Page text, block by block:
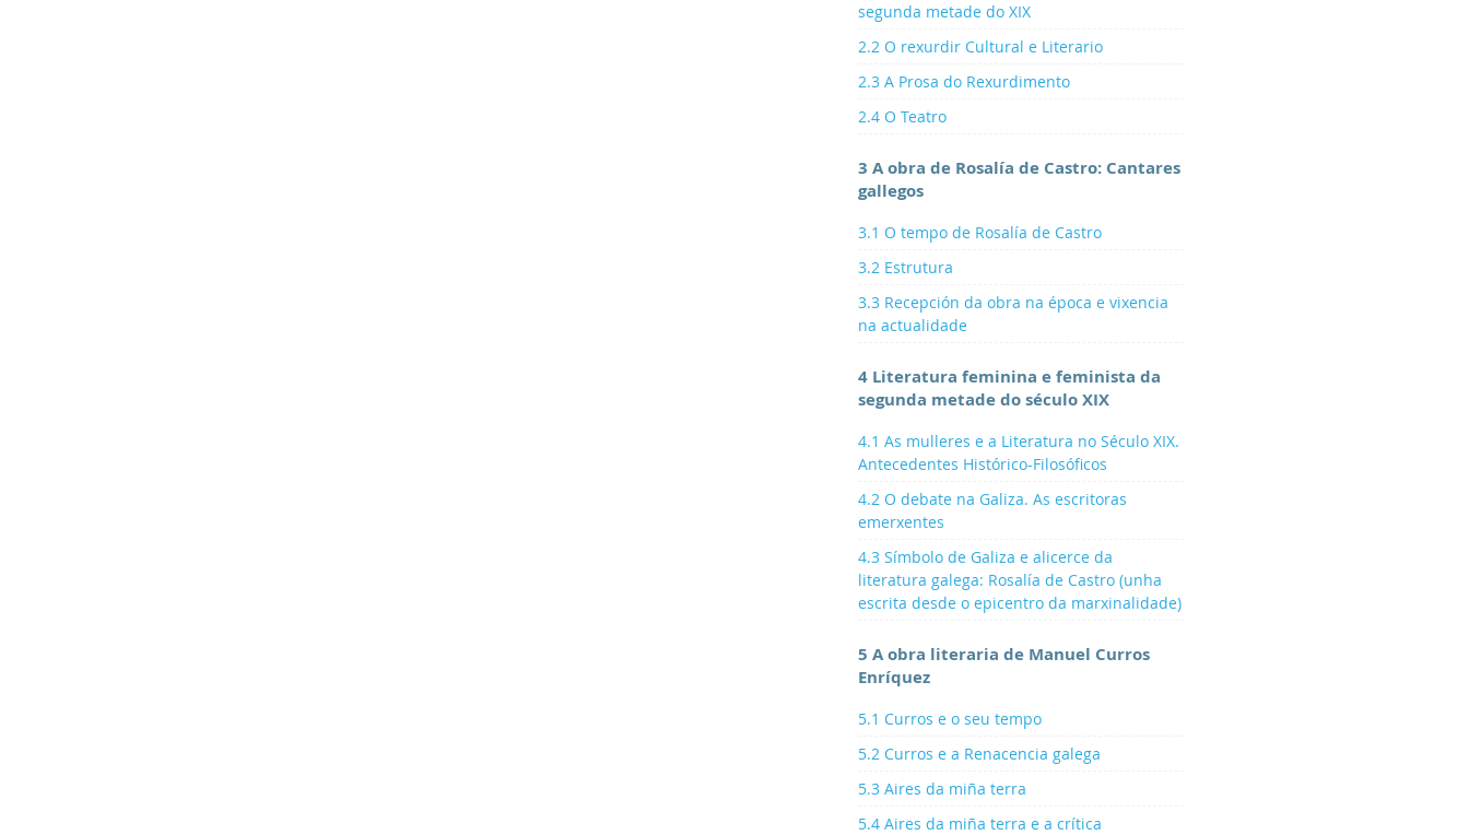
segunda metade do XIX
2.2 O rexurdir Cultural e Literario
2.3 A Prosa do Rexurdimento
2.4 O Teatro
3 A obra de Rosalía de Castro: Cantares
gallegos
3.1 O tempo de Rosalía de Castro
3.2 Estrutura
3.3 Recepción da obra na época e vixencia
na actualidade
4 Literatura feminina e feminista da
segunda metade do século XIX
4.1 As mulleres e a Literatura no Século XIX.
Antecedentes Histórico-Filosóficos
4.2 O debate na Galiza. As escritoras
emerxentes
4.3 Símbolo de Galiza e alicerce da
literatura galega: Rosalía de Castro (unha
escrita desde o epicentro da marxinalidade)
5 A obra literaria de Manuel Curros
Enríquez
5.1 Curros e o seu tempo
5.2 Curros e a Renacencia galega
5.3 Aires da miña terra
5.4 Aires da miña terra e a crítica